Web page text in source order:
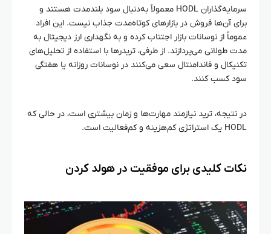
سرمایه‌گذاران HODL معمولاً به‌دنبال سود بلندمدت هستند و
برای آن‌ها فروش در بازارهای کوتاه‌مدت جذاب نیست. این افراد
عموماً از نوسانات بازار اجتناب کرده و به نگهداری ارز دیجیتال به
مدت طولانی می‌پردازند. از طرفی، تریدرها با استفاده از تحلیل‌های
تکنیکال و فاندامنتال سعی می‌کنند در نوسانات روزانه یا هفتگی
سود کسب کنند.
در نتیجه، ترید نیازمند مهارت‌ها و زمان بیشتری است، در حالی که
HODL یک استراتژی کم‌هزینه و کم‌فعالیت است.
نکات کلیدی برای موفقیت در هولد کردن